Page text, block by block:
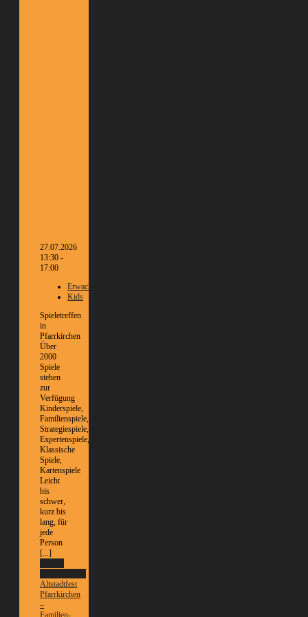
27.07.2026
13:30 -
17:00
Erwachsene
Kids
Spieletreffen
in
Pfarrkirchen
Über
2000
Spiele
stehen
zur
Verfügung
Kinderspiele,
Familienspiele,
Strategiespiele,
Expertenspiele,
Klassische
Spiele,
Kartenspiele
Leicht
bis
schwer,
kurz bis
lang, für
jede
Person
[...]
Altstadtfest
Pfarrkirchen
–
Familien-